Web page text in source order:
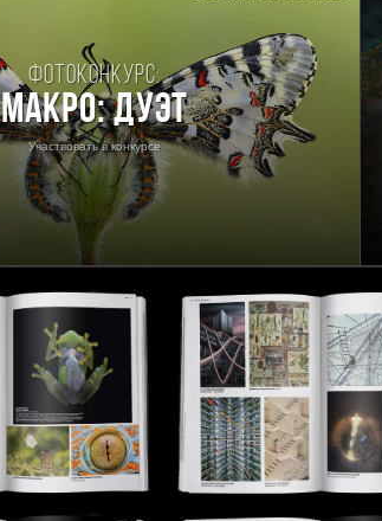
Фотоконкурс:
Макро: Дуэт
Участвовать в конкурсе